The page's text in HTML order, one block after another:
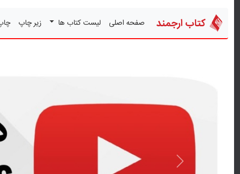
کتاب ارجمند صفحه اصلی لیست کتاب ها زیر چاپ
قبلی